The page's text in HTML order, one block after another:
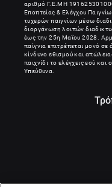
αριθμό Γ.Ε.ΜΗ
Εποπτείας & Ελέγχου
τυχερών παιγνίων μέσω
διοργάνωση λοιπών
έως την 25η Μαΐου 2028.
παίγνια επιτρέπεται μονό
κίνδυνο εθισμού και
παιχνίδι το ελέγχεις εσύ
Υπεύθυνα.